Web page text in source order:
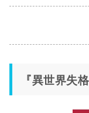
『異世界失